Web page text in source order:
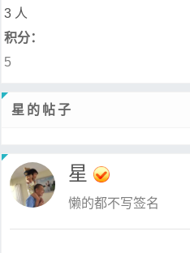
3 人
积分：
5
星的帖子
星
懒的都不写签名